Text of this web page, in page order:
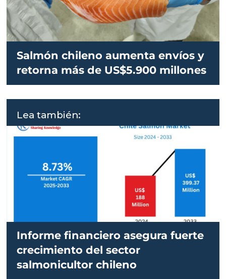
Salmón chileno aumenta envíos y
retorna más de US$5.900 millones
Lea también:
Informe financiero asegura fuerte
crecimiento del sector
salmonicultor chileno